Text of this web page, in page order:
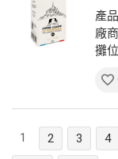
產
廠
攤
1 2 3 4